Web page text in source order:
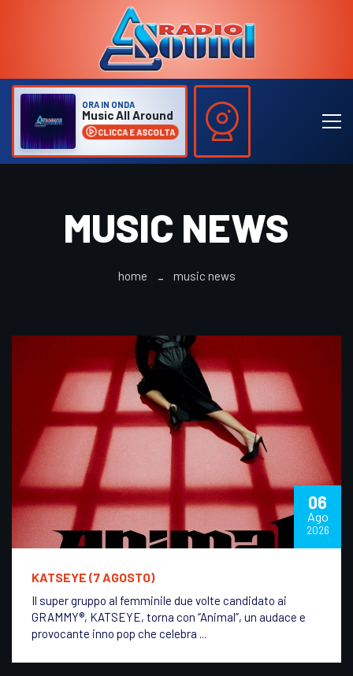
ORA IN ONDA
Music All Around
CLICCA E ASCOLTA
MUSIC NEWS
home music news
06
Ago
2026
KATSEYE (7 AGOSTO)
Il super gruppo al femminile due volte candidato ai
GRAMMY®, KATSEYE, torna con “Animal”, un audace e
provocante inno pop che celebra ...